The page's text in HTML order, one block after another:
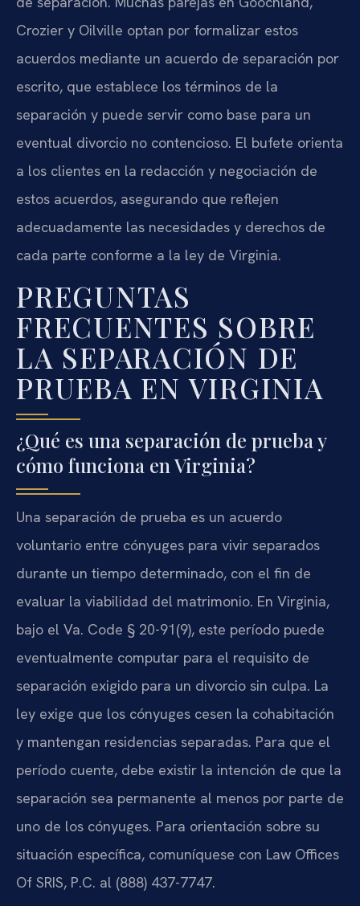
Crozier y Oilville optan por formalizar estos
acuerdos mediante un acuerdo de separación por
escrito, que establece los términos de la
separación y puede servir como base para un
eventual divorcio no contencioso. El bufete orienta
a los clientes en la redacción y negociación de
estos acuerdos, asegurando que reflejen
adecuadamente las necesidades y derechos de
cada parte conforme a la ley de Virginia.
PREGUNTAS
FRECUENTES SOBRE
LA SEPARACIÓN DE
PRUEBA EN VIRGINIA
¿Qué es una separación de prueba y
cómo funciona en Virginia?
Una separación de prueba es un acuerdo
voluntario entre cónyuges para vivir separados
durante un tiempo determinado, con el fin de
evaluar la viabilidad del matrimonio. En Virginia,
bajo el Va. Code § 20-91(9), este período puede
eventualmente computar para el requisito de
separación exigido para un divorcio sin culpa. La
ley exige que los cónyuges cesen la cohabitación
y mantengan residencias separadas. Para que el
período cuente, debe existir la intención de que la
separación sea permanente al menos por parte de
uno de los cónyuges. Para orientación sobre su
situación específica, comuníquese con Law Offices
Of SRIS, P.C. al (888) 437-7747.